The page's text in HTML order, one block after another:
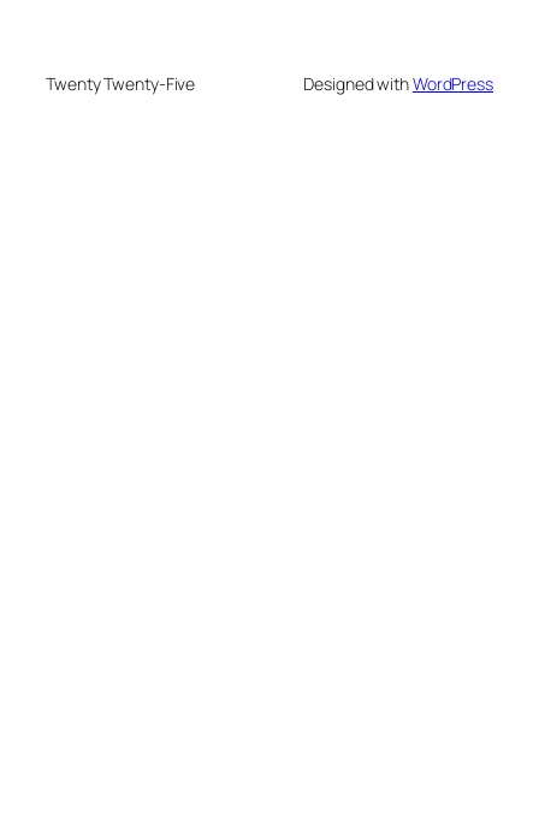
Twenty Twenty-Five Designed withWordPress